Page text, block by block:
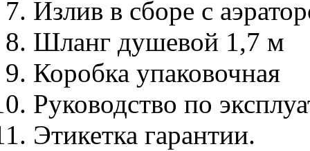
Излив в сборе с
Шланг душевой 1,7 м
Коробка упаковочная
Руководство по
Этикетка гарантии.